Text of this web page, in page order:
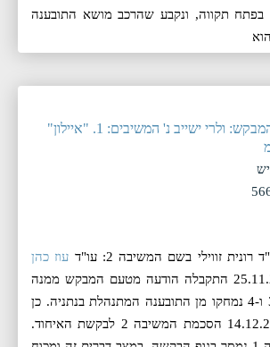
תקווה, ונקבע שהרכב מושא התובענה
בש"א 8475-10 - המבקש: ולרי ישייב נ' המשיבים: 1. "איילון"
זווילי בשם המשיבה 2: עו"ד
עוז כהן
החלטה ביום 25.11.2010 התקבלה הודעה מטעם המבקש ממנה
עלה כי המשיבים 3 ו-4 נמחקו מן התובענה המתנהלת בנתניה. כן
התקבלה ביום 14.12.2010 הסכמת המשיבה 2 לבקשת האיחוד.